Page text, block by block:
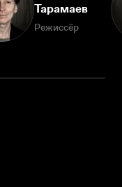
Тарамаев
Режиссёр